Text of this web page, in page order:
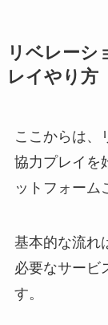
リベレーシ
レイやり方
ここからは、
協力プレイを
ットフォーム
基本的な流れ
必要なサービ
す。